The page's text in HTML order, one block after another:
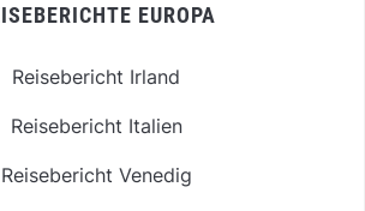
EUROPA
Reisebericht Irland
Reisebericht Italien
Reisebericht Venedig